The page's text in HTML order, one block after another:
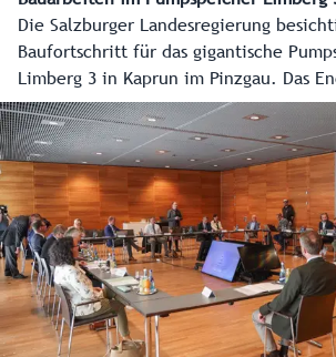
Die Salzburger Landesregierung
Baufortschritt für das gigantische
Limberg 3 in Kaprun im Pinzgau. Das
Verbund investiert dafür bis zur
2025 insgesamt 572 Millionen Euro.